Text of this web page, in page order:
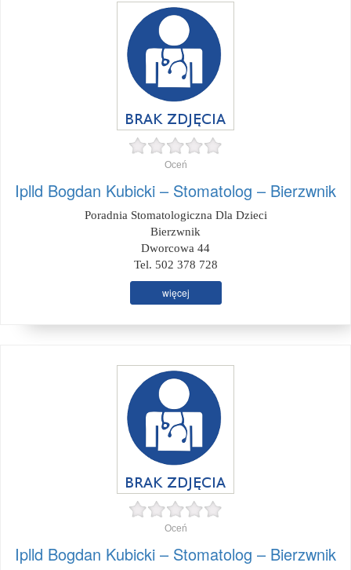
Oceń
Iplld Bogdan Kubicki – Stomatolog – Bierzwnik
Poradnia Stomatologiczna Dla Dzieci
Bierzwnik
Dworcowa 44
Tel. 502 378 728
więcej
Oceń
Iplld Bogdan Kubicki – Stomatolog – Bierzwnik